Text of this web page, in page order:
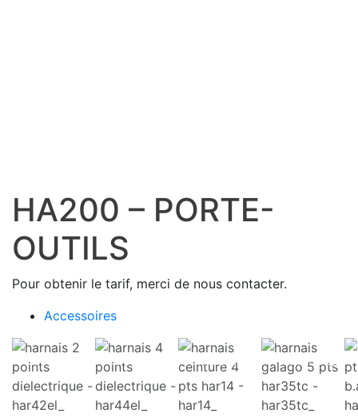
HA200 – PORTE-
OUTILS
Pour obtenir le tarif, merci de nous contacter.
Accessoires
HAR42EL_ HAR44EL_ HAR14_ HAR35TC_